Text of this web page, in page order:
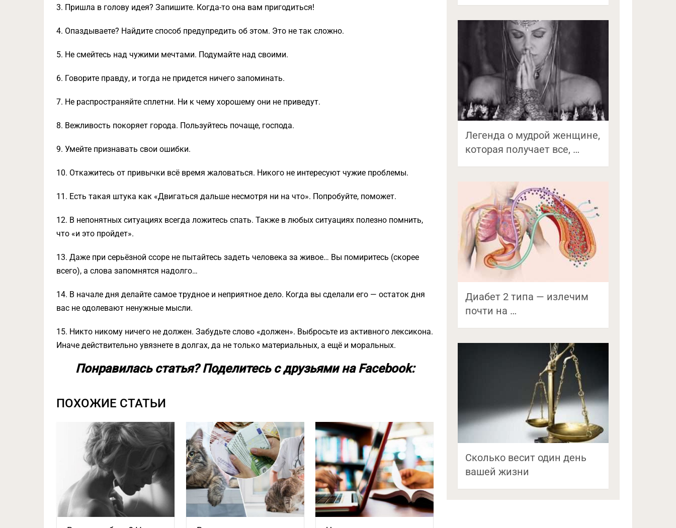
3. Пришла в голову идея? Запишите. Когда-то она вам пригодиться!
4. Опаздываете? Найдите способ предупредить об этом. Это не так сложно.
5. Не смейтесь над чужими мечтами. Подумайте над своими.
6. Говорите правду, и тогда не придется ничего запоминать.
7. Не распространяйте сплетни. Ни к чему хорошему они не приведут.
8. Вежливость покоряет города. Пользуйтесь почаще, господа.
9. Умейте признавать свои ошибки.
10. Откажитесь от привычки всё время жаловаться. Никого не интересуют чужие проблемы.
11. Есть такая штука как «Двигаться дальше несмотря ни на что». Попробуйте, поможет.
12. В непонятных ситуациях всегда ложитесь спать. Также в любых ситуациях полезно помнить,
что «и это пройдет».
13. Даже при серьёзной ссоре не пытайтесь задеть человека за живое… Вы помиритесь (скорее
всего), а слова запомнятся надолго…
14. В начале дня делайте самое трудное и неприятное дело. Когда вы сделали его — остаток дня
вас не одолевают ненужные мысли.
15. Никто никому ничего не должен. Забудьте слово «должен». Выбросьте из активного лексикона.
Иначе действительно увязнете в долгах, да не только материальных, а ещё и моральных.
Понравилась статья? Поделитесь с друзьями на Facebook:
ПОХОЖИЕ СТАТЬИ
Легенда о мудрой женщине,
которая получает все, …
Диабет 2 типа — излечим
почти на …
Сколько весит один день
вашей жизни